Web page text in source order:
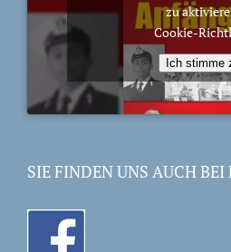
zu
Cookie-
Ich stimme
SIE FINDEN UNS AUCH BEI